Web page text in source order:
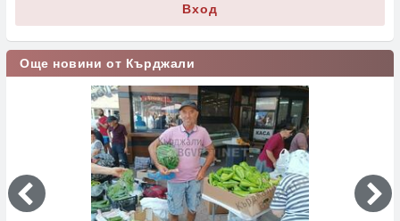
Вход
Още новини от Кърджали